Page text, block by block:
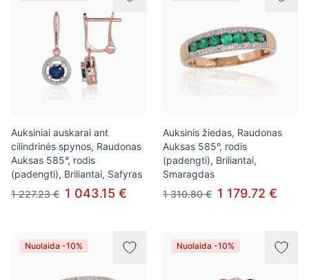
Auksiniai auskarai ant
cilindrinės spynos, Raudonas
Auksas 585°, rodis
(padengti), Briliantai, Safyras
1 227.23 € 1 043.15 €
Auksinis žiedas, Raudonas
Auksas 585°, rodis
(padengti), Briliantai,
Smaragdas
1 310.80 € 1 179.72 €
Nuolaida -10% Nuolaida -10%